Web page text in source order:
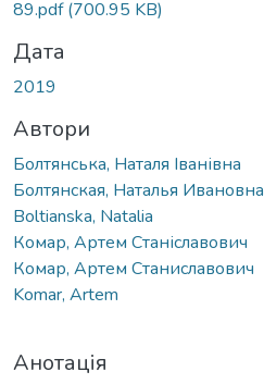
89.pdf(700.95 KB)
Дата
2019
Автори
Болтянська, Наталя Іванівна
Болтянская, Наталья Ивановна
Boltianska, Natalia
Комар, Артем Станіславович
Комар, Артем Станиславович
Komar, Artem
Анотація